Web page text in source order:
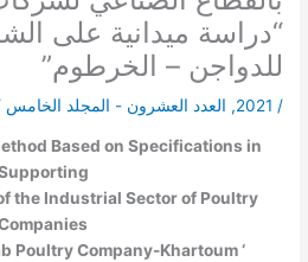
“دراسة ميدانية على
للدواجن – الخرطوم”
/
2021
, العدد العشرون - المجلد الخامس
Based on Specifications in
the Industrial Sector of Poultry
‘ A Field Study on Arab Poultry Company-Khartoum